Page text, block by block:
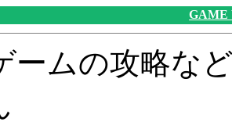
GAME
ームの攻略な